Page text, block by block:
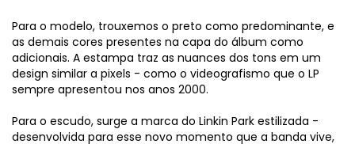
Para o modelo, trouxemos o preto como predominante, e
as demais cores presentes na capa do álbum como
adicionais. A estampa traz as nuances dos tons em um
design similar a pixels - como o videografismo que o LP
sempre apresentou nos anos 2000.
Para o escudo, surge a marca do Linkin Park estilizada -
desenvolvida para esse novo momento que a banda vive,